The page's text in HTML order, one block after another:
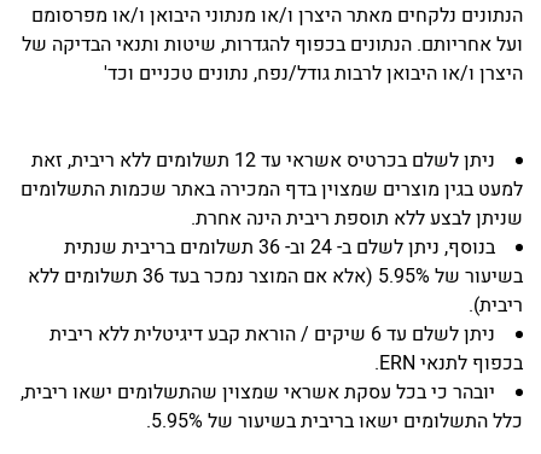
הנתונים נלקחים מאתר היצרן ו/או מנתוני היבואן ו/או מפרסומם
ועל אחריותם. הנתונים בכפוף להגדרות, שיטות ותנאי הבדיקה של
היצרן ו/או היבואן לרבות גודל/נפח, נתונים טכניים וכד'
ניתן לשלם בכרטיס אשראי עד 12 תשלומים ללא ריבית, זאת
למעט בגין מוצרים שמצוין בדף המכירה באתר שכמות התשלומים
שניתן לבצע ללא תוספת ריבית הינה אחרת.
בנוסף, ניתן לשלם ב- 24 וב- 36 תשלומים בריבית שנתית
בשיעור של 5.95% (אלא אם המוצר נמכר בעד 36 תשלומים ללא
ריבית).
ניתן לשלם עד 6 שיקים / הוראת קבע דיגיטלית ללא ריבית
בכפוף לתנאי ERN.
יובהר כי בכל עסקת אשראי שמצוין שהתשלומים ישאו ריבית,
כלל התשלומים ישאו בריבית בשיעור של 5.95%.